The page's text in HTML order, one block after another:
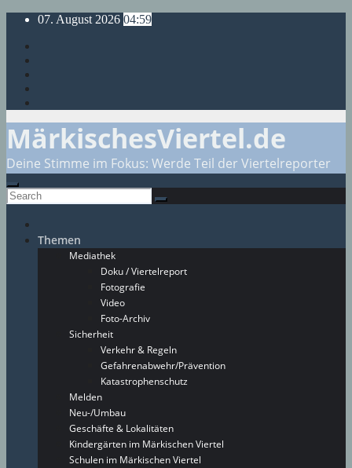
Skip
content
07. August 2026 04:59
MärkischesViertel.de
Deine Stimme im Fokus: Werde Teil der Viertelreporter
Themen
Mediathek
Doku / Viertelreport
Fotografie
Video
Foto-Archiv
Sicherheit
Verkehr & Regeln
Gefahrenabwehr/Prävention
Katastrophenschutz
Melden
Neu-/Umbau
Geschäfte & Lokalitäten
Kindergärten im Märkischen Viertel
Schulen im Märkischen Viertel